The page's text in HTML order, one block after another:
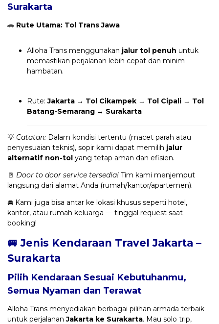
Surakarta
🚗 Rute Utama: Tol Trans Jawa
Alloha Trans menggunakan jalur tol penuh untuk
memastikan perjalanan lebih cepat dan minim
hambatan.
Rute:Jakarta → Tol Cikampek → Tol Cipali → Tol
Batang-Semarang → Surakarta
💡 Catatan: Dalam kondisi tertentu (macet parah atau
penyesuaian teknis), sopir kami dapat memilih jalur
alternatif non-tol yang tetap aman dan efisien.
🚪 Door to door service tersedia! Tim kami menjemput
langsung dari alamat Anda (rumah/kantor/apartemen).
🚘 Kami juga bisa antar ke lokasi khusus seperti hotel,
kantor, atau rumah keluarga — tinggal request saat
booking!
🚐 Jenis Kendaraan Travel Jakarta –
Surakarta
Pilih Kendaraan Sesuai Kebutuhanmu,
Semua Nyaman dan Terawat
Alloha Trans menyediakan berbagai pilihan armada terbaik
untuk perjalananJakarta ke Surakarta. Mau solo trip,